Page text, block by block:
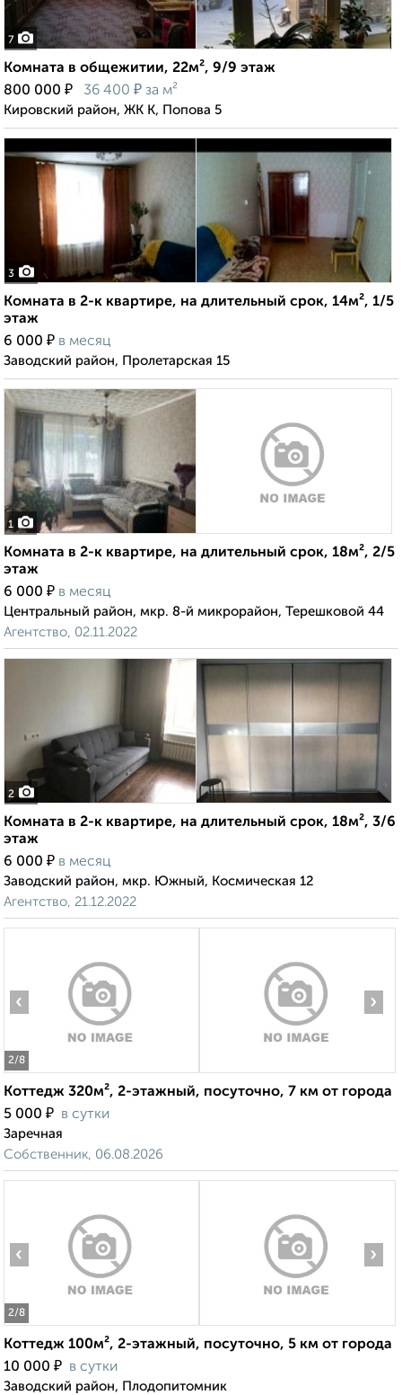
7
Комната в общежитии, 22м², 9/9 этаж
800 000 ₽ 36 400 ₽ за м²
Кировский район, ЖК К, Попова 5
3
Комната в 2-к квартире, на длительный срок, 14м², 1/5
этаж
6 000 ₽ в месяц
Заводский район, Пролетарская 15
1
Комната в 2-к квартире, на длительный срок, 18м², 2/5
этаж
6 000 ₽ в месяц
Центральный район, мкр. 8-й микрорайон, Терешковой 44
Агентство, 02.11.2022
2
Комната в 2-к квартире, на длительный срок, 18м², 3/6
этаж
6 000 ₽ в месяц
Заводский район, мкр. Южный, Космическая 12
Агентство, 21.12.2022
2/8
‹ ›
Коттедж 320м², 2-этажный, посуточно, 7 км от города
5 000 ₽ в сутки
Заречная
Собственник, 06.08.2026
2/8
‹ ›
Коттедж 100м², 2-этажный, посуточно, 5 км от города
10 000 ₽ в сутки
Заводский район, Плодопитомник